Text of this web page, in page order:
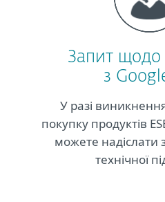
Запит щодо
з
У разі
покупку продуктів
можете надіслати
технічної